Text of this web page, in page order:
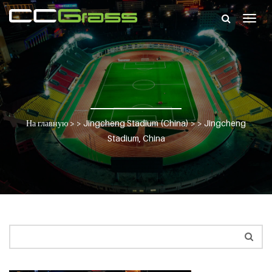
На главную> >Jingcheng Stadium (China)> >Jingcheng
Stadium, China